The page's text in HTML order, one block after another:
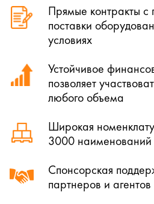
Прямые контракты с
поставки
условиях
Устойчивое
позволяет
любого объема
Широкая
3000 наименований
Спонсорская
партнеров и агентов